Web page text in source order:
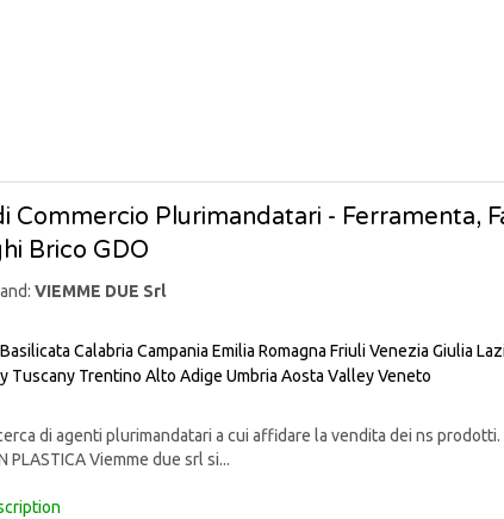
Commercio Plurimandatari - Ferramenta,
Brico GDO
VIEMME DUE Srl
Basilicata Calabria Campania Emilia Romagna Friuli Venezia Giulia
Tuscany Trentino Alto Adige Umbria Aosta ValleyVeneto
di agenti plurimandatari a cui affidare la vendita dei ns prodotti.
PLASTICA Viemme due srl si...